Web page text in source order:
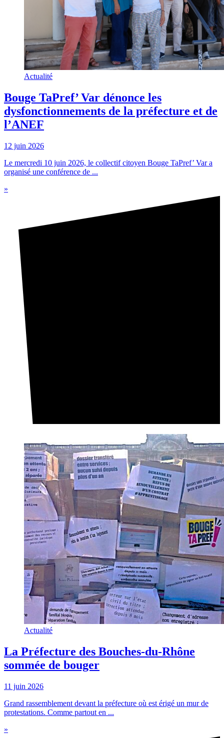
Actualité
Bouge TaPref’ Var dénonce les
dysfonctionnements de la préfecture et de
l’ANEF
12 juin 2026
Le mercredi 10 juin 2026, le collectif citoyen Bouge TaPref’ Var a
organisé une conférence de ...
»
Actualité
La Préfecture des Bouches-du-Rhône
sommée de bouger
11 juin 2026
Grand rassemblement devant la préfecture où est érigé un mur de
protestations. Comme partout en ...
»